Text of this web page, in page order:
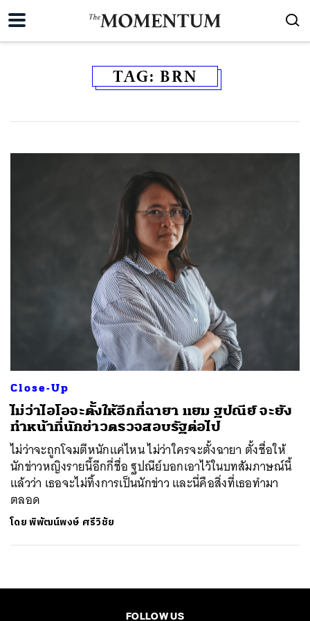
TAG: BRN
Close-Up
ไม่ว่าไอโอจะตั้งให้อีกกี่ฉายา แยม ฐปณีย์ จะยัง
ทำหน้าที่นักข่าวตรวจสอบรัฐต่อไป
ไม่ว่าจะถูกโจมตีหนักแค่ไหน ไม่ว่าใครจะตั้งฉายา ตั้งชื่อให้
นักข่าวหญิงรายนี้อีกกี่ชื่อ ฐปณีย์บอกเอาไว้ในบทสัมภาษณ์นี้
แล้วว่า เธอจะไม่ทิ้งการเป็นนักข่าว และนี่คือสิ่งที่เธอทำมา
ตลอด
โดยพิพัฒน์พงษ์ ศรีวิชัย
FOLLOW US
SHARE TWEET LINE EMAIL